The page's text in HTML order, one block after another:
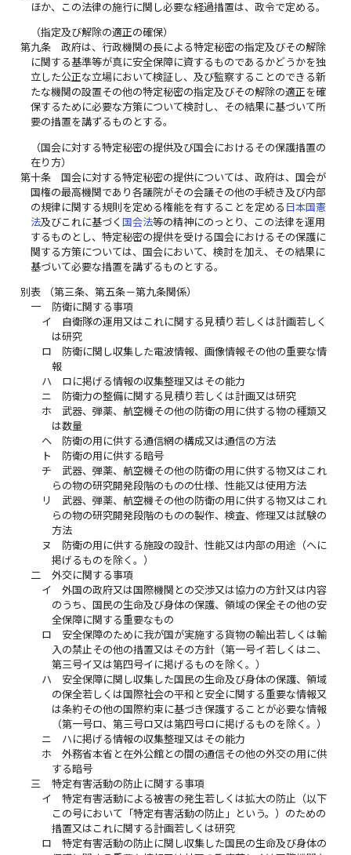
ほか、この法律の施行に関し必要な経過措置は、政令で定める。
（指定及び解除の適正の確保）
第九条
政府は、行政機関の長による特定秘密の指定及びその解除
に関する基準等が真に安全保障に資するものであるかどうかを独
立した公正な立場において検証し、及び監察することのできる新
たな機関の設置その他の特定秘密の指定及びその解除の適正を確
保するために必要な方策について検討し、その結果に基づいて所
要の措置を講ずるものとする。
（国会に対する特定秘密の提供及び国会におけるその保護措置の
在り方）
第十条
国会に対する特定秘密の提供については、政府は、国会が
国権の最高機関であり各議院がその会議その他の手続き及び内部
の規律に関する規則を定める権能を有することを定める 日本国憲
法及びこれに基づく国会法等の精神にのっとり、この法律を運用
するものとし、特定秘密の提供を受ける国会におけるその保護に
関する方策については、国会において、検討を加え、その結果に
基づいて必要な措置を講ずるものとする。
別表
（第三条、第五条－第九条関係）
一
防衛に関する事項
イ
自衛隊の運用又はこれに関する見積り若しくは計画若しく
は研究
ロ
防衛に関し収集した電波情報、画像情報その他の重要な情
報
ハ
ロに掲げる情報の収集整理又はその能力
ニ
防衛力の整備に関する見積り若しくは計画又は研究
ホ
武器、弾薬、航空機その他の防衛の用に供する物の種類又
は数量
ヘ
防衛の用に供する通信網の構成又は通信の方法
ト
防衛の用に供する暗号
チ
武器、弾薬、航空機その他の防衛の用に供する物又はこれ
らの物の研究開発段階のものの仕様、性能又は使用方法
リ
武器、弾薬、航空機その他の防衛の用に供する物又はこれ
らの物の研究開発段階のものの製作、検査、修理又は試験の
方法
ヌ
防衛の用に供する施設の設計、性能又は内部の用途（ヘに
掲げるものを除く。）
二
外交に関する事項
イ
外国の政府又は国際機関との交渉又は協力の方針又は内容
のうち、国民の生命及び身体の保護、領域の保全その他の安
全保障に関する重要なもの
ロ
安全保障のために我が国が実施する貨物の輸出若しくは輸
入の禁止その他の措置又はその方針（第一号イ若しくはニ、
第三号イ又は第四号イに掲げるものを除く。）
ハ
安全保障に関し収集した国民の生命及び身体の保護、領域
の保全若しくは国際社会の平和と安全に関する重要な情報又
は条約その他の国際約束に基づき保護することが必要な情報
（第一号ロ、第三号ロ又は第四号ロに掲げるものを除く。）
ニ
ハに掲げる情報の収集整理又はその能力
ホ
外務省本省と在外公館との間の通信その他の外交の用に供
する暗号
三
特定有害活動の防止に関する事項
イ
特定有害活動による被害の発生若しくは拡大の防止（以下
この号において「特定有害活動の防止」という。）のための
措置又はこれに関する計画若しくは研究
ロ
特定有害活動の防止に関し収集した国民の生命及び身体の